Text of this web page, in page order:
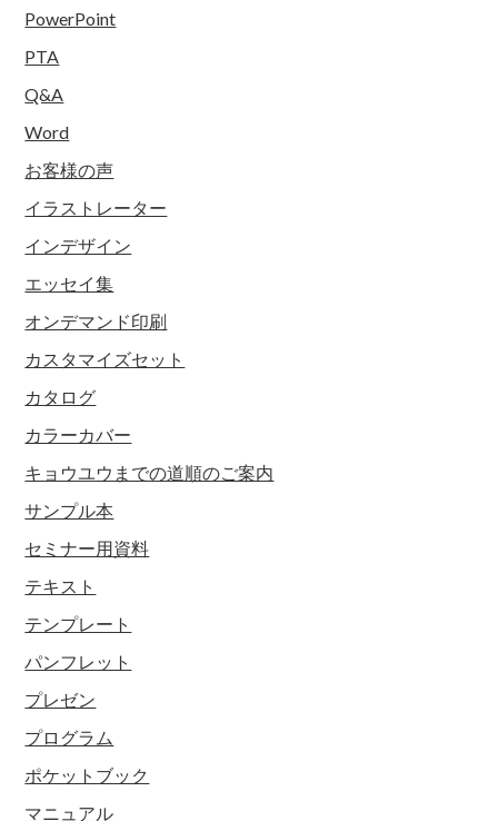
PowerPoint
PTA
Q&A
Word
お客様の声
イラストレーター
インデザイン
エッセイ集
オンデマンド印刷
カスタマイズセット
カタログ
カラーカバー
キョウユウまでの道順のご案内
サンプル本
セミナー用資料
テキスト
テンプレート
パンフレット
プレゼン
プログラム
ポケットブック
マニュアル